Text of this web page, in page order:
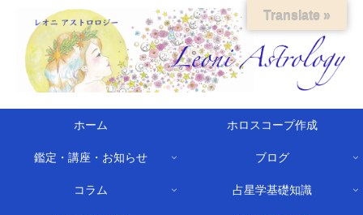
ホーム ホロスコープ作成
鑑定・講座・お知らせ ブログ
コラム 占星学基礎知識
Translate »